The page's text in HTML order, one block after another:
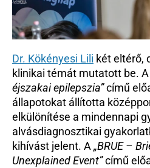
Dr. Kökényesi Lili két eltérő,
klinikai témát mutatott be. A
éjszakai epilepszia” című
állapotokat állította
elkülönítése a mindennapi
alvásdiagnosztikai
kihívást jelent. A „BRUE –
Unexplained Event” című